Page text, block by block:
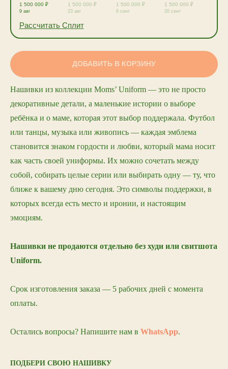
1 500 000 ₽
9 авг
1 500 000 ₽
23 авг
1 500 000 ₽
6 сент
1 500 000 ₽
20 сент
Рассчитать Сплит
ДОБАВИТЬ В КОРЗИНУ
Нашивки из коллекции Moms’ Uniform — это не просто
декоративные детали, а маленькие истории о выборе
ребёнка и о маме, которая этот выбор поддержала. Футбол
или танцы, музыка или живопись — каждая эмблема
становится знаком гордости и любви, который мама носит
как часть своей униформы. Их можно сочетать между
собой, собирать целые серии или выбирать одну — ту, что
ближе к вашему дню сегодня. Это символы поддержки, в
которых всегда есть место и иронии, и настоящим
эмоциям.
Нашивки не продаются отдельно без худи или свитшота
Uniform.
Срок изготовления заказа — 5 рабочих дней с момента
оплаты.
Остались вопросы? Напишите нам в WhatsApp.
ПОДБЕРИ СВОЮ НАШИВКУ